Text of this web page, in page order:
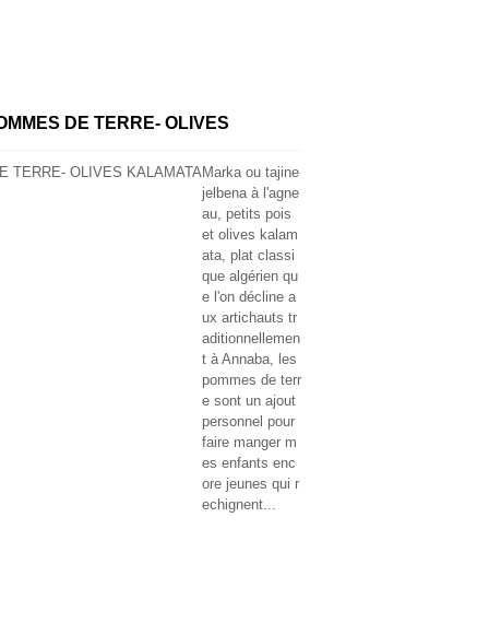
DE TERRE- OLIVES
Marka ou tajine
jelbena à l'agne
au, petits pois
et olives kalam
ata, plat classi
que algérien qu
e l'on décline a
ux artichauts tr
aditionnellemen
t à Annaba, les
pommes de terr
e sont un ajout
personnel pour
faire manger m
es enfants enc
ore jeunes qui r
echignent...